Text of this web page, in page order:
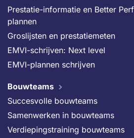
Prestatie-informatie en Better
plannen
Groslijsten en prestatiemeten
EMVI-schrijven: Next level
EMVI-plannen schrijven
Bouwteams
Succesvolle bouwteams
Samenwerken in bouwteams
Verdiepingstraining bouwteams